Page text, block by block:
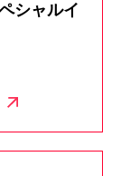
シャルイ